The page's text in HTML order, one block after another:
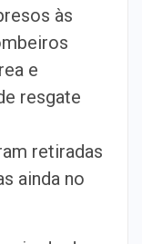
às
e
resgate
retiradas
ainda no